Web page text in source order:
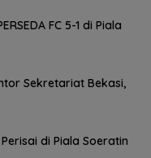
FC 5-1 di Piala
Sekretariat Bekasi,
di Piala Soeratin